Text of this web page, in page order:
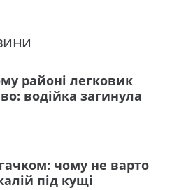
районі легковик
водійка загинула
чому не варто
під кущі